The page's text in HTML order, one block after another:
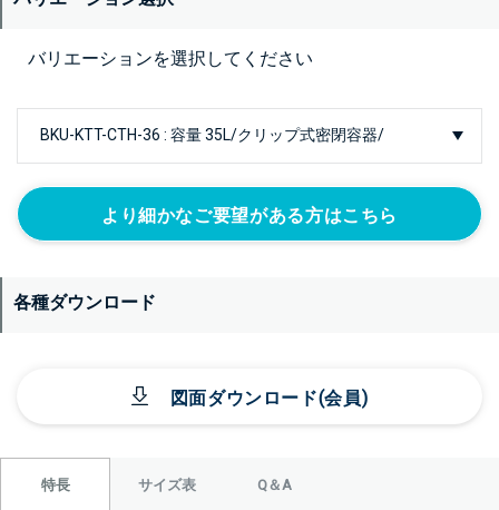
バリエーションを選択してください
より細かなご要望がある方はこちら
各種ダウンロード
図面ダウンロード(会員)
特長 サイズ表 Q＆A